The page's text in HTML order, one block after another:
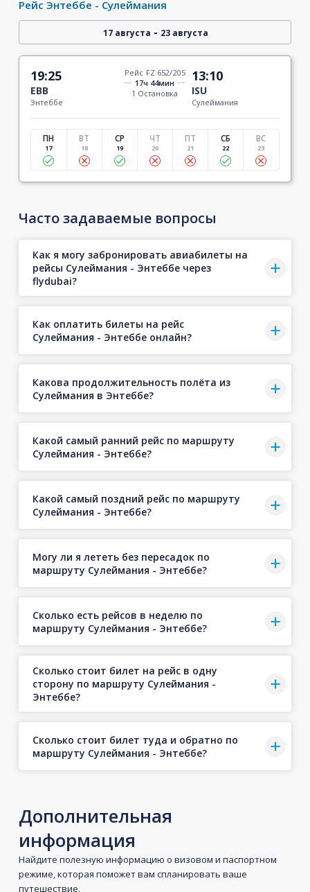
Рейс Энтеббе - Сулеймания
17 августа - 23 августа
19:25
EBB
Энтеббе
Рейс FZ 652/205
17ч 44мин
1 Остановка
13:10
ISU
Сулеймания
ПН
17
ВТ
18
СР
19
ЧТ
20
ПТ
21
СБ
22
ВС
23
Часто задаваемые вопросы
Как я могу забронировать авиабилеты на
рейсы Сулеймания - Энтеббе через
flydubai?
Как оплатить билеты на рейс
Сулеймания - Энтеббе онлайн?
Какова продолжительность полёта из
Сулеймания в Энтеббе?
Какой самый ранний рейс по маршруту
Сулеймания - Энтеббе?
Какой самый поздний рейс по маршруту
Сулеймания - Энтеббе?
Могу ли я лететь без пересадок по
маршруту Сулеймания - Энтеббе?
Сколько есть рейсов в неделю по
маршруту Сулеймания - Энтеббе?
Сколько стоит билет на рейс в одну
сторону по маршруту Сулеймания -
Энтеббе?
Сколько стоит билет туда и обратно по
маршруту Сулеймания - Энтеббе?
Дополнительная
информация
Найдите полезную информацию о визовом и паспортном
режиме, которая поможет вам спланировать ваше
путешествие.